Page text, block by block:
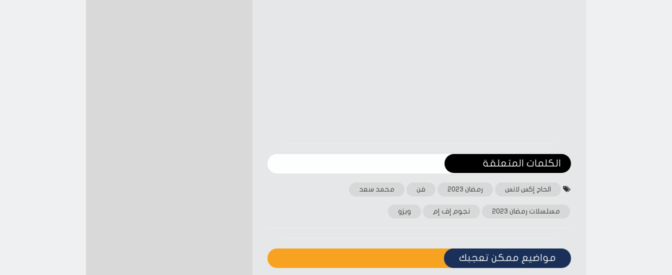
الكلمات المتعلقة‎
الحاج إكس لانس رمضان 2023 فن محمد سعد
مسلسلات رمضان 2023 نجوم إف إم ويزو
مواضيع ممكن تعجبك